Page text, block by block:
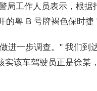
工作人员表示，根据
粤 B 号牌褐色保时捷
进一步调查。" 我们到
实该车驾驶员正是徐某